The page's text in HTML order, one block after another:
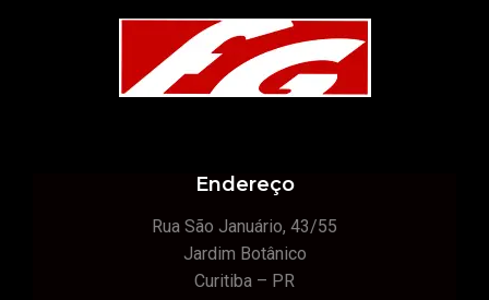
Endereço
Rua São Januário, 43/55
Jardim Botânico
Curitiba – PR